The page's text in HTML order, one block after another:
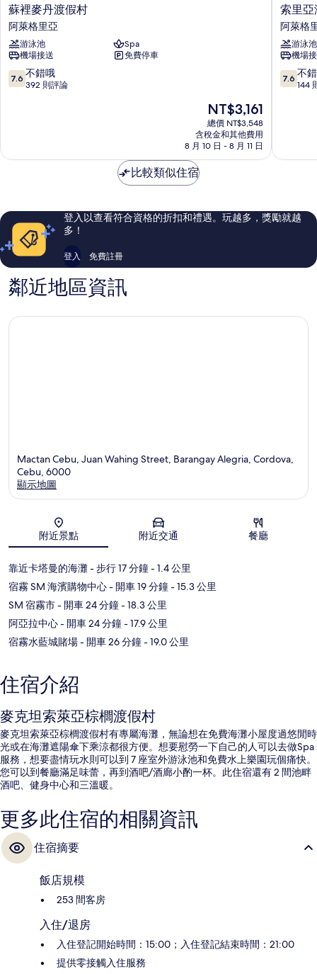
蘇
裡
麥
丹
渡
假
村
蘇裡麥丹渡假村
阿萊格里亞
游泳池
Spa
機場接送
免費停車
7.6
分，
錯
評
論
7.6 不錯哦
392 則評論
現
在
價
格
為
NT$3,161
總價 NT$3,548
含稅金和其他費用
8 月 10 日 - 8 月 11 日
索
里
亞
海
景
渡
假
亞
索里亞
阿萊格
游泳池
機場
7.6
分，
錯
評
論
7.6 不
144
比較類似住宿
登入以查看符合資格的折扣和禮遇。玩越多，獎勵就越
多！
登入 免費註冊
鄰近地區資訊
Mactan Cebu, Juan Wahing Street, Barangay Alegria, Cordova,
Cebu, 6000
顯示地圖
附近景點 附近交通 餐廳
靠近卡塔曼的海灘- 步行 17 分鐘- 1.4 公里
宿霧 SM 海濱購物中心- 開車 19 分鐘- 15.3 公里
SM 宿霧市- 開車 24 分鐘- 18.3 公里
阿亞拉中心- 開車 24 分鐘- 17.9 公里
宿霧水藍城賭場- 開車 26 分鐘- 19.0 公里
住宿介紹
麥克坦索萊亞棕櫚渡假村
麥克坦索萊亞棕櫚渡假村有專屬海灘，無論想在免費海灘小屋度過悠閒時
光或在海灘遮陽傘下乘涼都很方便。想要慰勞一下自己的人可以去做Spa
服務，想要盡情玩水則可以到 7 座室外游泳池和免費水上樂園玩個痛快。
您可以到餐廳滿足味蕾，再到酒吧/酒廊小酌一杯。此住宿還有 2 間池畔
酒吧、健身中心和三溫暖。
更多此住宿的相關資訊
住宿摘要
飯店規模
253 間客房
入住/退房
入住登記開始時間：15:00；入住登記結束時間：21:00
提供零接觸入住服務